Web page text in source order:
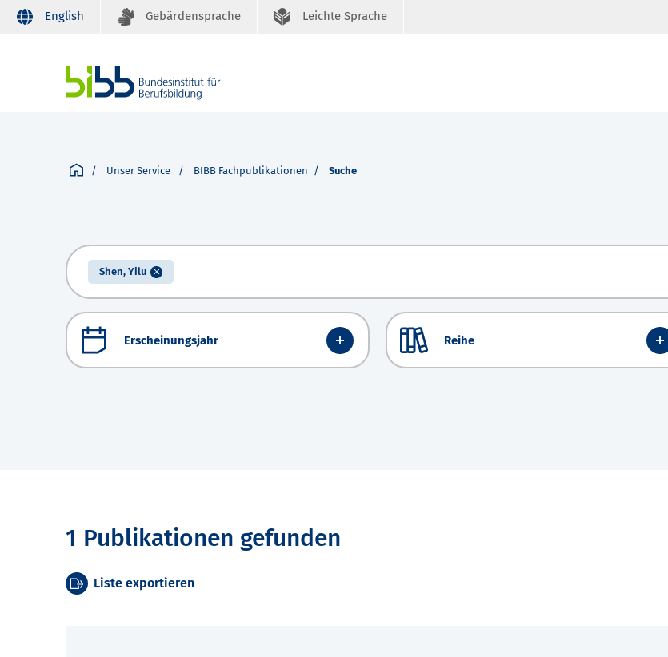
English Gebärdensprache Leichte Sprache
Unser Service BIBB Fachpublikationen Suche
Shen, Yilu
Erscheinungsjahr Reihe
1 Publikationen gefunden
Liste exportieren